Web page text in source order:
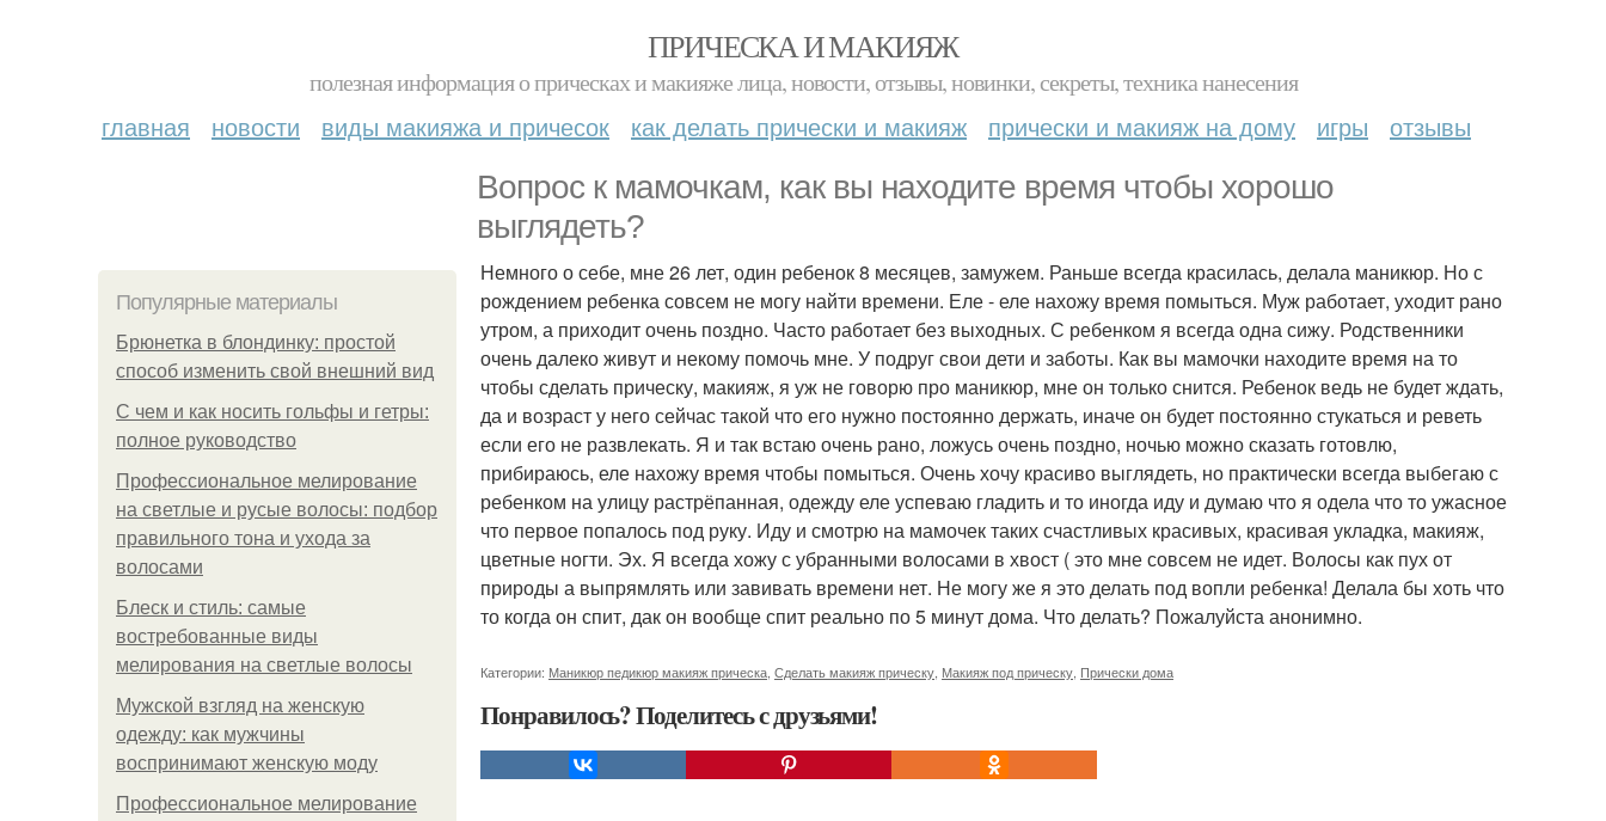
ПРИЧЕСКА И МАКИЯЖ
полезная информация о прическах и макияже лица, новости, отзывы, новинки, секреты, техника нанесения
главная новости виды макияжа и причесок как делать прически и макияж прически и макияж на дому игры отзывы
Вопрос к мамочкам, как вы находите время чтобы хорошо
выглядеть?
Популярные материалы
Брюнетка в блондинку: простой
способ изменить свой внешний вид
С чем и как носить гольфы и гетры:
полное руководство
Профессиональное мелирование
на светлые и русые волосы: подбор
правильного тона и ухода за
волосами
Блеск и стиль: самые
востребованные виды
мелирования на светлые волосы
Мужской взгляд на женскую
одежду: как мужчины
воспринимают женскую моду
Профессиональное мелирование
Немного о себе, мне 26 лет, один ребенок 8 месяцев, замужем. Раньше всегда красилась, делала маникюр. Но с
рождением ребенка совсем не могу найти времени. Еле - еле нахожу время помыться. Муж работает, уходит рано
утром, а приходит очень поздно. Часто работает без выходных. С ребенком я всегда одна сижу. Родственники
очень далеко живут и некому помочь мне. У подруг свои дети и заботы. Как вы мамочки находите время на то
чтобы сделать прическу, макияж, я уж не говорю про маникюр, мне он только снится. Ребенок ведь не будет ждать,
да и возраст у него сейчас такой что его нужно постоянно держать, иначе он будет постоянно стукаться и реветь
если его не развлекать. Я и так встаю очень рано, ложусь очень поздно, ночью можно сказать готовлю,
прибираюсь, еле нахожу время чтобы помыться. Очень хочу красиво выглядеть, но практически всегда выбегаю с
ребенком на улицу растрёпанная, одежду еле успеваю гладить и то иногда иду и думаю что я одела что то ужасное
что первое попалось под руку. Иду и смотрю на мамочек таких счастливых красивых, красивая укладка, макияж,
цветные ногти. Эх. Я всегда хожу с убранными волосами в хвост ( это мне совсем не идет. Волосы как пух от
природы а выпрямлять или завивать времени нет. Не могу же я это делать под вопли ребенка! Делала бы хоть что
то когда он спит, дак он вообще спит реально по 5 минут дома. Что делать? Пожалуйста анонимно.
Категории: Маникюр педикюр макияж прическа Сделать макияж прическу Макияж под прическу Прически дома
Понравилось? Поделитесь с друзьями!